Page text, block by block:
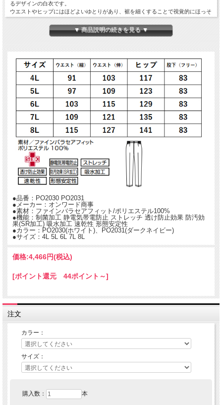
るデザインの白衣です。
ウエストやヒップにはほどよいゆとりがあり、裾を細くすることで視覚的にほっそ
り見せるデザイン。
軽量で程よいストレッチ性があり、動きやすく自然なフィット感。サラッとした肌
ざわりの二重織構造です。
素材にはファインバラセアフィットを使用。
繊細な風合いがあり、ドレープの美しい軽量素材。ソフトな肌触りとストレッチ性
で心地よく着用できます。
高機能ポリエステル糸・スプリンジーを使用し、吸汗速乾性、透け防止、UVガー
●制菌加工：JTETC(繊維評価技術協議会)認証素材。繊維状の黄色ぶどう球菌、肺
炎桿菌、MRSAなどの増殖を抑制。耐久性、衛生面での信頼性は抜群。
●静電気帯電防止：ホワイトカーボンを使用した導電性繊維を採用し、制電性を高
めて静電気の発生を抑制。まとわりつきやホコリの吸着も抑えます。
●ストレッチ：洗濯耐久性のあるストレッチ素材を採用。自然に体になじんで動き
やすく、ハードな現場での仕事をサポート。
●透け防止効果：酸化チタン配合のフルダル糸を採用することで、軽い素材でも充
分な透け防止効果を発揮。気になるインナーウェアの透けを予防。
●防汚効果(SR加工)：汚れをつきにくくし、落ちにくい油分なども洗濯で容易に落
ちやすい加工をプラス。洗濯耐久性もあり、効果は長く持続。
●吸水加工：吸水性を高める織構造や、ポリエステルの吸水性の改質加工により汗
をすばやく吸収。汗をかいても快適な着用感を保ちます。
●速乾性：吸収した汗をすばやく発散させる機能。体を冷やさず、快適な着心地を
持続します。洗濯時の乾燥時間の短縮にも効果を発揮。
★同生地の大きいサイズ白衣上衣はこちら
☆BR1081 オンワード ジャケット ホワイト×ベージュパイピング、BR1082 ホワイ
ト×ピンクパイピング 大きいサイズ
BR1106 オンワード ジャケット ホワイト×ミント、BR1107 ホワイト×センシティ
☆ BR1119 オンワード ジャケット ホワイト×アネモネブルー、BR1120 ホワイト×ラ
★他の大きいサイズの白衣もぜひご覧ください
★同商品のS-ELサイズはこちら
PO2030 オンワード ナースパンツ
▼ 商品説明の続きを見る ▼
●品番：PO2030 PO2031
●メーカー：オンワード商事
●素材：ファインバラセアフィット/ポリエステル100%
●機能：制菌加工 静電気帯電防止 ストレッチ 透け防止効果 防汚効
果(SR加工) 吸水加工 速乾性 形態安定性
●カラー：PO2030(ホワイト)、PO2031(ダークネイビー)
●サイズ：4L 5L 6L 7L 8L
価格:4,466円(税込)
[ポイント還元 44ポイント～]
注文
カラー：
サイズ：
購入数： 本